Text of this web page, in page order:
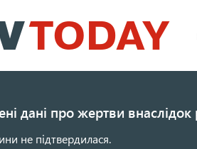
до
основного
дані про жертви
не підтвердилася.